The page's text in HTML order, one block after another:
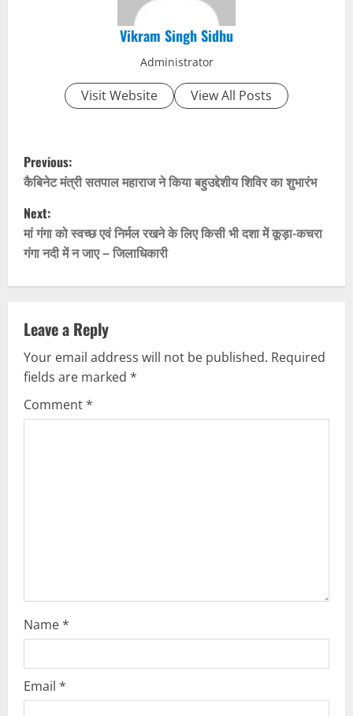
Vikram Singh Sidhu
Administrator
Visit Website View All Posts
P
o
s
t
n
a
v
i
g
Previous:
कैबिनेट मंत्री सतपाल महाराज ने किया बहुउद्देशीय शिविर का शुभारंभ
Next:
मां गंगा को स्वच्छ एवं निर्मल रखने के लिए किसी भी दशा में कूड़ा-कचरा
गंगा नदी में न जाए – जिलाधिकारी
Leave a Reply
Your email address will not be published. Required
fields are marked *
Comment*
Name*
Email *